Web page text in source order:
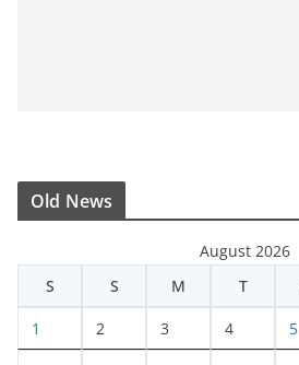
Old News
August 2026
S
S M T
1 2 3 4 5